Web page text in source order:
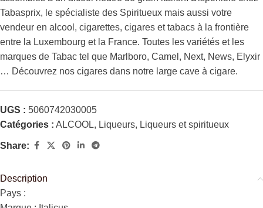
Tabasprix, le spécialiste des Spiritueux mais aussi votre
vendeur en alcool, cigarettes, cigares et tabacs à la frontière
entre la Luxembourg et la France. Toutes les variétés et les
marques de Tabac tel que Marlboro, Camel, Next, News, Elyxir
… Découvrez nos cigares dans notre large cave à cigare.
UGS : 5060742030005
Catégories : ALCOOL, Liqueurs, Liqueurs et spiritueux
Share:
Description
Pays :